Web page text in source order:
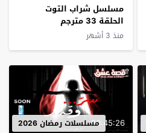
مسلسل شراب التوت
الحلقة 33 مترجم
منذ 3 أشهر
00:45:26مسلسلات رمضان 2026